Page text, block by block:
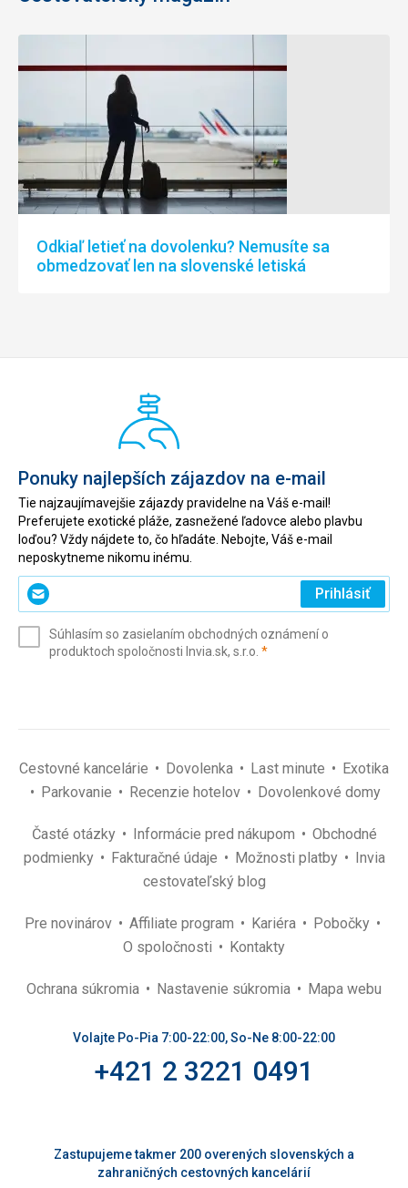
Odkiaľ letieť na dovolenku? Nemusíte sa
obmedzovať len na slovenské letiská
Ponuky najlepších zájazdov na e-mail
Tie najzaujímavejšie zájazdy pravidelne na Váš e-mail!
Preferujete exotické pláže, zasnežené ľadovce alebo plavbu
loďou? Vždy nájdete to, čo hľadáte. Nebojte, Váš e-mail
neposkytneme nikomu inému.
Zadajte
svoj
(povinné)
Prihlásiť
Súhlasím so zasielaním obchodných oznámení o
produktoch spoločnosti Invia.sk, s.r.o. *(povinné)
Cestovné kancelárie Dovolenka Last minute
Exotika
Parkovanie
Recenzie hotelov Dovolenkové domy
Časté otázky Informácie pred nákupom
Obchodné
podmienky
Fakturačné údaje Možnosti platby
Invia
cestovateľský blog
Pre novinárov Affiliate program Kariéra
Pobočky
O spoločnosti
Kontakty
Ochrana súkromia Nastavenie súkromia Mapa webu
Volajte Po-Pia 7:00-22:00, So-Ne 8:00-22:00
+421 2 3221 0491
Zastupujeme takmer 200 overených slovenských a
zahraničných cestovných kancelárií